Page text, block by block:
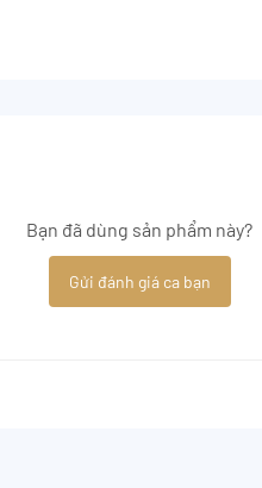
Bạn đã dùng sản phẩm này?
Gửi đánh giá ca bạn